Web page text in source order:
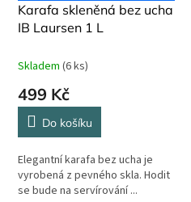
Karafa skleněná bez ucha
IB Laursen 1 L
Skladem (6 ks)
499 Kč
Do košíku
Elegantní karafa bez ucha je
vyrobená z pevného skla. Hodit
se bude na servírování ...